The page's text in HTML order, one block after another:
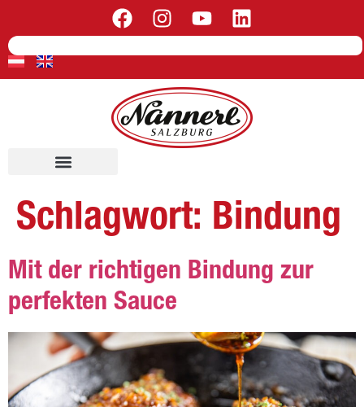
Schlagwort: Bindung
Mit der richtigen Bindung zur
perfekten Sauce